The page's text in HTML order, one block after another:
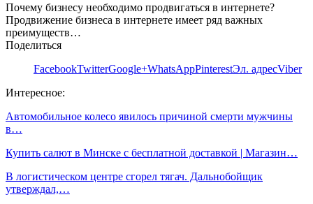
Почему бизнесу необходимо продвигаться в интернете?
Продвижение бизнеса в интернете имеет ряд важных
преимуществ…
Поделиться
FacebookTwitterGoogle+WhatsAppPinterestЭл. адресViber
Интересное:
Автомобильное колесо явилось причиной смерти мужчины
в…
Купить салют в Минске с бесплатной доставкой | Магазин…
В логистическом центре сгорел тягач. Дальнобойщик
утверждал,…